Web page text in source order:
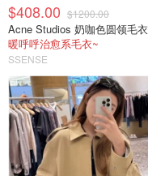
$408.00 $1200.00
Acne Studios 奶咖色圆领毛衣
暖呼呼治愈系毛衣~
SSENSE